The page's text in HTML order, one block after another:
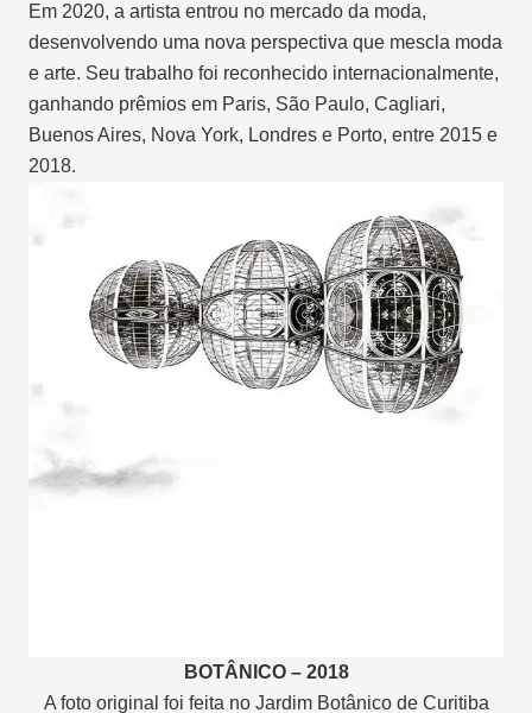
Em 2020, a artista entrou no mercado da moda,
desenvolvendo uma nova perspectiva que mescla moda
e arte. Seu trabalho foi reconhecido internacionalmente,
ganhando prêmios em Paris, São Paulo, Cagliari,
Buenos Aires, Nova York, Londres e Porto, entre 2015 e
2018.
BOTÂNICO – 2018
A foto original foi feita no Jardim Botânico de Curitiba